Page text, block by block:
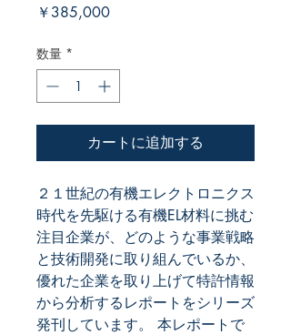
￥385,000価
数量 *
カートに追加する
２１世紀の有機エレクトロニクス
時代を先駆ける有機EL材料に挑む
注目企業が、どのような事業戦略
と技術開発に取り組んでいるか、
優れた企業を取り上げて特許情報
から分析するレポートをシリーズ
発刊しています。 本レポートで